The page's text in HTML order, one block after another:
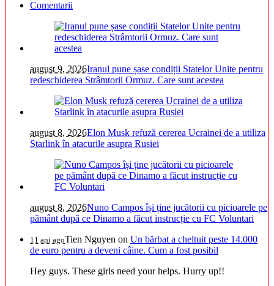
Comentarii
august 9, 2026Iranul pune șase condiții Statelor Unite pentru
redeschiderea Strâmtorii Ormuz. Care sunt acestea
august 8, 2026Elon Musk refuză cererea Ucrainei de a utiliza
Starlink în atacurile asupra Rusiei
august 8, 2026Nuno Campos își ține jucătorii cu picioarele pe
pământ după ce Dinamo a făcut instrucție cu FC Voluntari
11 ani agoTien Nguyen on Un bărbat a cheltuit peste 14.000
de euro pentru a deveni câine. Cum a fost posibil
Hey guys. These girls need your helps. Hurry up!!